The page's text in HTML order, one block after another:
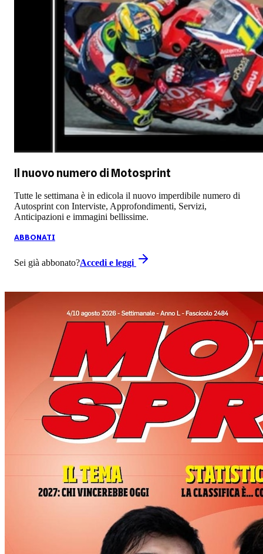
Il nuovo numero di Motosprint
Tutte le settimana è in edicola il nuovo imperdibile numero di
Autosprint con Interviste, Approfondimenti, Servizi,
Anticipazioni e immagini bellissime.
ABBONATI
Sei già abbonato?Accedi e leggi